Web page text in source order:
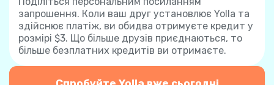
запрошення. Коли ваш друг установлює Yolla та
здійснює платіж, ви обидва отримуєте кредит у
розмірі $3. Що більше друзів приєднаються, то
більше безплатних кредитів ви отримаєте.